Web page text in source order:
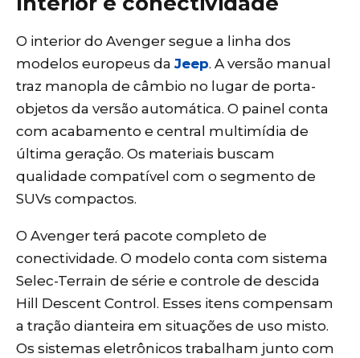
O interior do Avenger segue a linha dos
modelos europeus daJeep. A versão manual
traz manopla de câmbio no lugar de porta-
objetos da versão automática. O painel conta
com acabamento e central multimídia de
última geração. Os materiais buscam
qualidade compatível com o segmento de
SUVs compactos.
O Avenger terá pacote completo de
conectividade. O modelo conta com sistema
Selec-Terrain de série e controle de descida
Hill Descent Control. Esses itens compensam
a tração dianteira em situações de uso misto.
Os sistemas eletrônicos trabalham junto com